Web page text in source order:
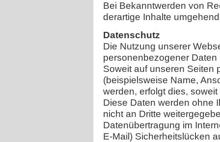
Bei Bekanntwerden von
derartige Inhalte
Datenschutz
Die Nutzung unserer
personenbezogener Daten
Soweit auf unseren Seiten
(beispielsweise Name,
werden, erfolgt dies,
Diese Daten werden ohne
nicht an Dritte
Datenübertragung im
E-Mail) Sicherheitslücken